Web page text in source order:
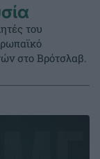
του
στο Βρότσλαβ.